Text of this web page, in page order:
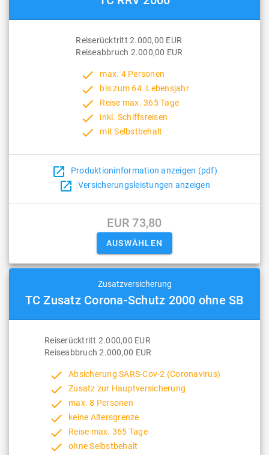
Reiserücktritt 2.000,00 EUR
Reiseabbruch 2.000,00 EUR
done max. 4 Personen
done bis zum 64. Lebensjahr
done Reise max. 365 Tage
done inkl. Schiffsreisen
done mit Selbstbehalt
open_in_new Produktioninformation anzeigen (pdf)
open_in_new Versicherungsleistungen anzeigen
EUR 73,80
Zusatzversicherung
TC Zusatz Corona-Schutz 2000 ohne SB
Reiserücktritt 2.000,00 EUR
Reiseabbruch 2.000,00 EUR
done Absicherung SARS-Cov-2 (Coronavirus)
done Zusatz zur Hauptversicherung
done max. 8 Personen
done keine Altersgrenze
done Reise max. 365 Tage
done ohne Selbstbehalt